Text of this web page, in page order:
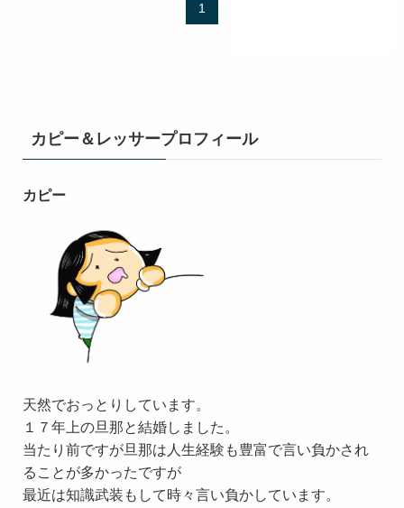
1
カピー＆レッサープロフィール
カピー
天然でおっとりしています。
１７年上の旦那と結婚しました。
当たり前ですが旦那は人生経験も豊富で言い負かされ
ることが多かったですが
最近は知識武装もして時々言い負かしています。